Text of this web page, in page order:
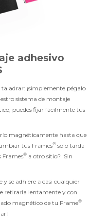
adhesivo
taladrar: ¡simplemente pégalo
sistema de montaje
puedes fijar fácilmente tus
magnéticamente hasta que
tus Frames® solo tarda
Frames® a otro sitio? ¡Sin
y se adhiere a casi cualquier
retirarla lentamente y con
magnético de tu Frame®